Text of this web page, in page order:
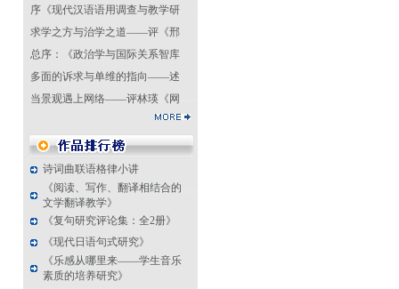
序《现代汉语语用调查与教学研
求学之方与治学之道——评《邢
总序：《政治学与国际关系智库
多面的诉求与单维的指向——述
当景观遇上网络——评林瑛《网
诗词曲联语格律小讲
《阅读、写作、翻译相结合的
文学翻译教学》
《复句研究评论集：全2册》
《现代日语句式研究》
《乐感从哪里来——学生音乐
素质的培养研究》